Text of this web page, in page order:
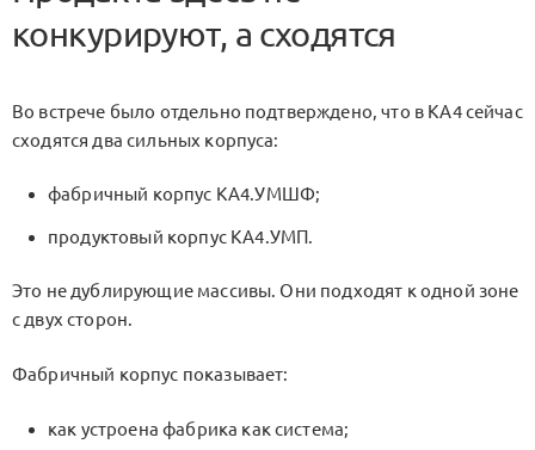
конкурируют, а сходятся
Во встрече было отдельно подтверждено, что в KA4сейчас
сходятся два сильных корпуса:
фабричный корпус KA4.УМШФ;
продуктовый корпус KA4.УМП.
Это не дублирующие массивы. Они подходят к одной зоне
с двух сторон.
Фабричный корпус показывает:
как устроена фабрика как система;